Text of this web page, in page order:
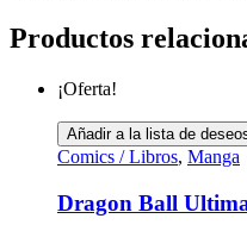
Productos
¡Oferta!
Añadir a la lista de
Comics / Libros, Manga
Dragon Ball